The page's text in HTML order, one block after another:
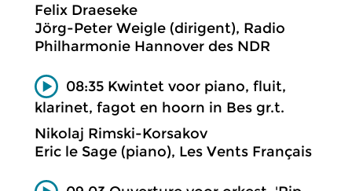
Felix Draeseke
Jörg-Peter Weigle (dirigent), Radio
Philharmonie Hannover des NDR
08:35 Kwintet voor piano, fluit,
klarinet, fagot en hoorn in Bes gr.t.
Nikolaj Rimski-Korsakov
Eric le Sage (piano), Les Vents Français